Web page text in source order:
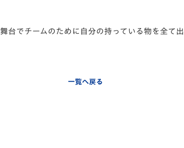
台でチームのために自分の持っている物を全て
一覧へ戻る